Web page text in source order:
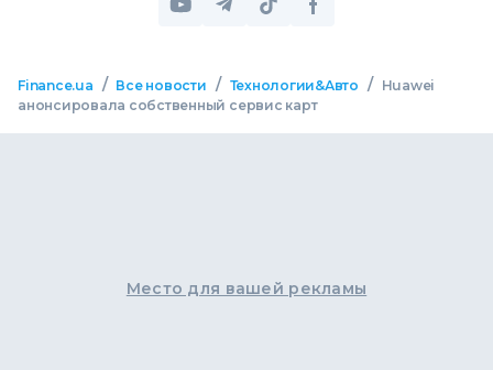
Finance.ua / Все новости / Технологии&Авто /
Huawei
анонсировала собственный сервис карт
Место для вашей рекламы